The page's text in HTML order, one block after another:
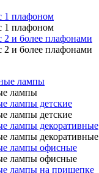
1 плафоном
1 плафоном
и более плафонами
и более плафонами
лампы
лампы
лампы детские
лампы детские
лампы декоративные
лампы декоративные
лампы офисные
лампы офисные
лампы на прищепке